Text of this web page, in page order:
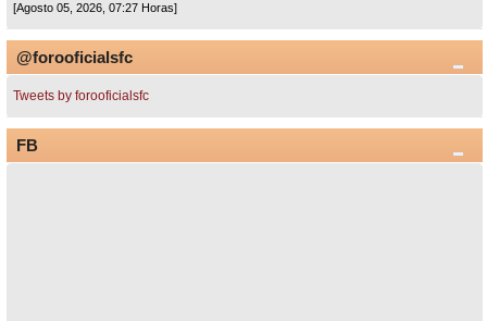
[Agosto 05, 2026, 07:27 Horas]
@forooficialsfc
Tweets by forooficialsfc
FB